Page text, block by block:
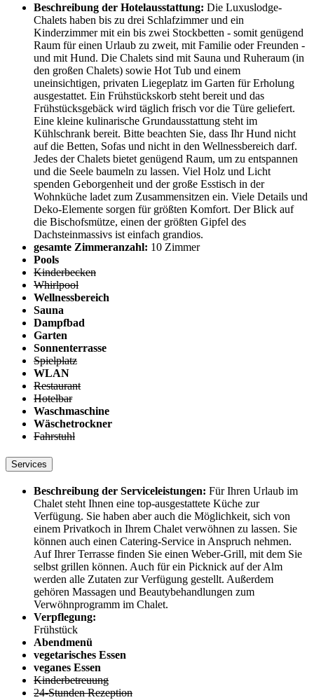
Beschreibung der Hotelausstattung: Die Luxuslodge-
Chalets haben bis zu drei Schlafzimmer und ein
Kinderzimmer mit ein bis zwei Stockbetten - somit genügend
Raum für einen Urlaub zu zweit, mit Familie oder Freunden -
und mit Hund. Die Chalets sind mit Sauna und Ruheraum (in
den großen Chalets) sowie Hot Tub und einem
uneinsichtigen, privaten Liegeplatz im Garten für Erholung
ausgestattet. Ein Frühstückskorb steht bereit und das
Frühstücksgebäck wird täglich frisch vor die Türe geliefert.
Eine kleine kulinarische Grundausstattung steht im
Kühlschrank bereit. Bitte beachten Sie, dass Ihr Hund nicht
auf die Betten, Sofas und nicht in den Wellnessbereich darf.
Jedes der Chalets bietet genügend Raum, um zu entspannen
und die Seele baumeln zu lassen. Viel Holz und Licht
spenden Geborgenheit und der große Esstisch in der
Wohnküche ladet zum Zusammensitzen ein. Viele Details und
Deko-Elemente sorgen für größten Komfort. Der Blick auf
die Bischofsmütze, einen der größten Gipfel des
Dachsteinmassivs ist einfach grandios.
gesamte Zimmeranzahl: 10 Zimmer
Pools
Kinderbecken
Whirlpool
Wellnessbereich
Sauna
Dampfbad
Garten
Sonnenterrasse
Spielplatz
WLAN
Restaurant
Hotelbar
Waschmaschine
Wäschetrockner
Fahrstuhl
Services
Beschreibung der Serviceleistungen: Für Ihren Urlaub im
Chalet steht Ihnen eine top-ausgestattete Küche zur
Verfügung. Sie haben aber auch die Möglichkeit, sich von
einem Privatkoch in Ihrem Chalet verwöhnen zu lassen. Sie
können auch einen Catering-Service in Anspruch nehmen.
Auf Ihrer Terrasse finden Sie einen Weber-Grill, mit dem Sie
selbst grillen können. Auch für ein Picknick auf der Alm
werden alle Zutaten zur Verfügung gestellt. Außerdem
gehören Massagen und Beautybehandlungen zum
Verwöhnprogramm im Chalet.
Verpflegung:
Frühstück
Abendmenü
vegetarisches Essen
veganes Essen
Kinderbetreuung
24-Stunden Rezeption